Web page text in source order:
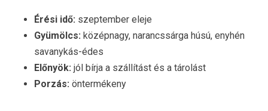
Érési idő: szeptember eleje
Gyümölcs: középnagy, narancssárga húsú, enyhén
savanykás-édes
Előnyök: jól bírja a szállítást és a tárolást
Porzás: öntermékeny